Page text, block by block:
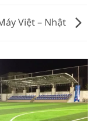
Việt – Nhật